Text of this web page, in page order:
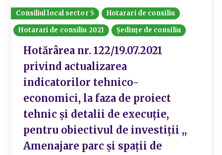
Consiliul local sector 5
Hotarari de consiliu
Hotarari de consiliu 2021
Ședințe de consiliu
Hotărârea nr. 122/19.07.2021
privind actualizarea
indicatorilor tehnico-
economici, la faza de proiect
tehnic și detalii de execuție,
pentru obiectivul de investiții ,,
Amenajare parc și spații de